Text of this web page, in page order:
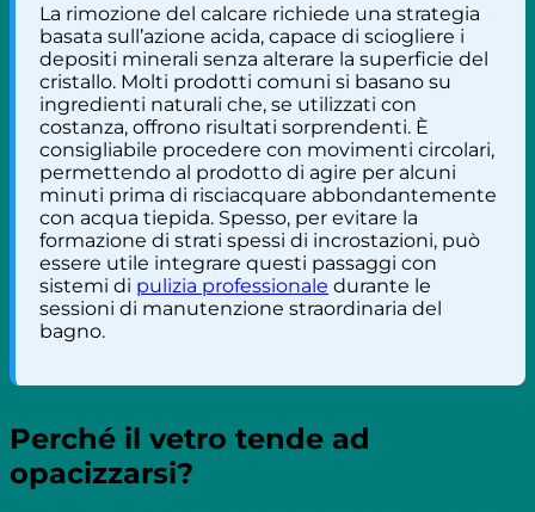
La rimozione del calcare richiede una strategia
basata sull’azione acida, capace di sciogliere i
depositi minerali senza alterare la superficie del
cristallo. Molti prodotti comuni si basano su
ingredienti naturali che, se utilizzati con
costanza, offrono risultati sorprendenti. È
consigliabile procedere con movimenti circolari,
permettendo al prodotto di agire per alcuni
minuti prima di risciacquare abbondantemente
con acqua tiepida. Spesso, per evitare la
formazione di strati spessi di incrostazioni, può
essere utile integrare questi passaggi con
sistemi di pulizia professionale durante le
sessioni di manutenzione straordinaria del
bagno.
Perché il vetro tende ad
opacizzarsi?